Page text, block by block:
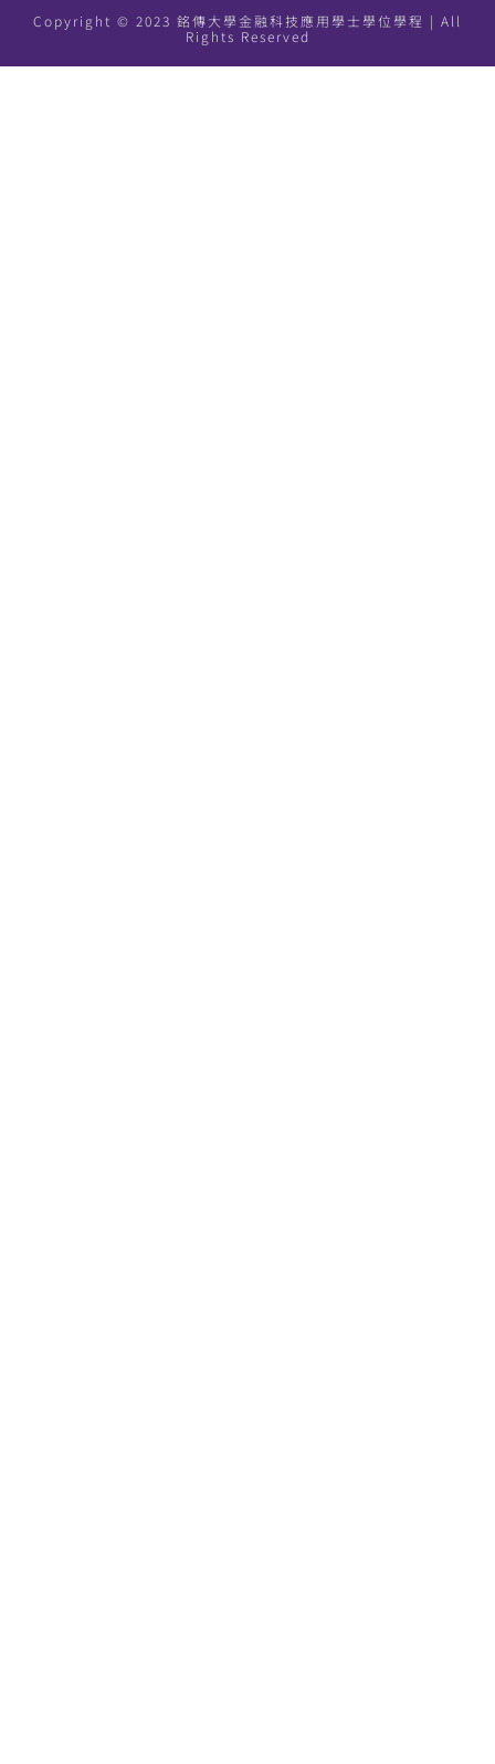
Copyright © 2023 銘傳大學金融科技應用學士學位學程 | All
Rights Reserved